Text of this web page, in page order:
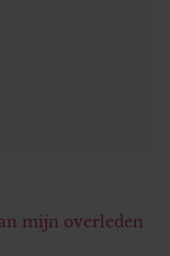
mijn overleden